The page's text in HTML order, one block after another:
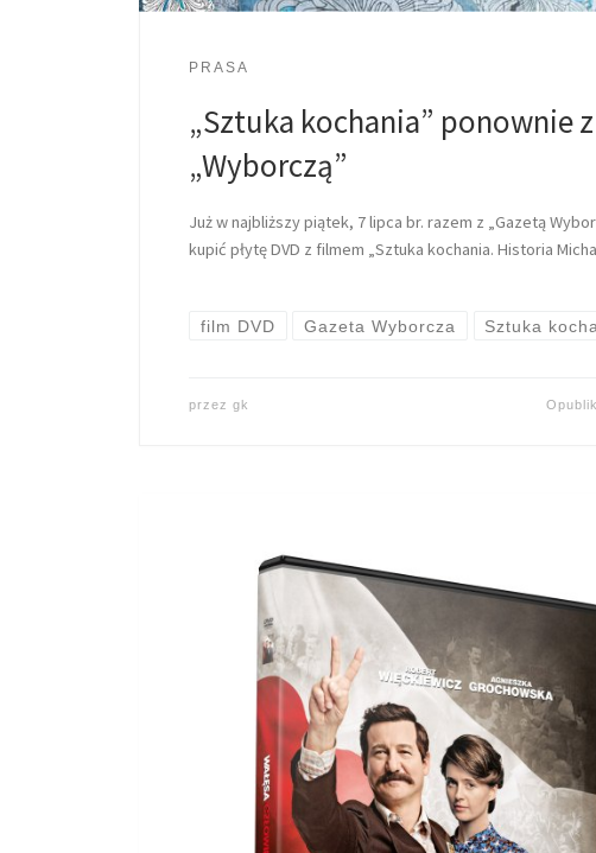
PRASA
„Sztuka kochania” ponownie z
„Wyborczą”
Już w najbliższy piątek, 7 lipca br. razem z „Gazetą
kupić płytę DVD z filmem „Sztuka kochania. Historia
film DVD Gazeta Wyborcza Sztuka
przez gk